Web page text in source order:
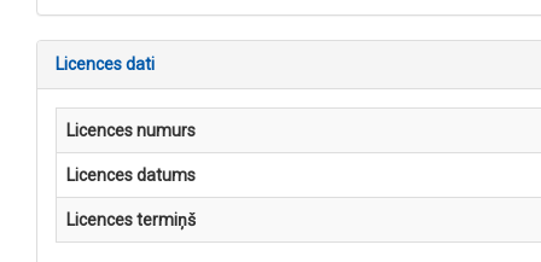
Licences dati
Licences numurs
Licences datums
Licences termiņš